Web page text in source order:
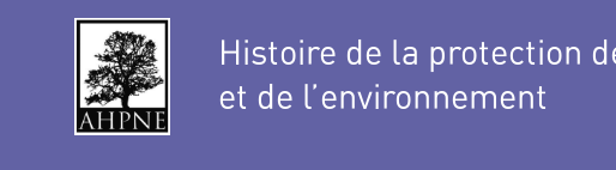
Histoire de la protection
et de l’environnement